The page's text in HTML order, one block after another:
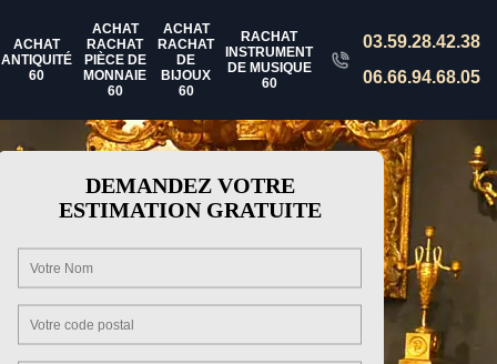
ACHAT
ANTIQUITÉ
60
ACHAT
RACHAT
PIÈCE DE
MONNAIE
60
ACHAT
RACHAT
DE
BIJOUX
60
RACHAT
INSTRUMENT
DE MUSIQUE
60
03.59.28.42.38
06.66.94.68.05
DEMANDEZ VOTRE
ESTIMATION GRATUITE